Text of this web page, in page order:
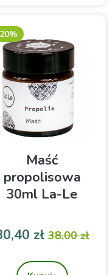
Maść
propolisowa
30ml La-Le
wytwarzany w małych
złCena
38,00 zł